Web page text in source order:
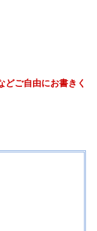
どご自由にお書きく